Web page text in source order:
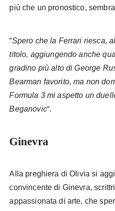
più che un pronostico,
“Spero che la Ferrari riesca,
titolo, aggiungendo anche
gradino più alto di George
Bearman favorito, ma non
Formula 3 mi aspetto un
Beganovic“.
Ginevra
Alla preghiera di Olivia si
convincente di Ginevra,
appassionata di arte, che